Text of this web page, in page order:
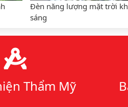
Đèn năng lượng mặt trời
sáng
Thẩm Mỹ